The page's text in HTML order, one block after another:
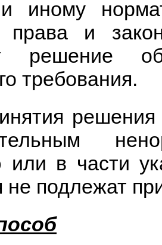
иному
права и
решение
требования.
решения
или в части
не подлежат